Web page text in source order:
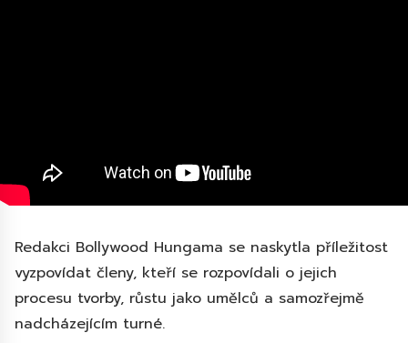
Redakci Bollywood Hungama se naskytla příležitost
vyzpovídat členy, kteří se rozpovídali o jejich
procesu tvorby, růstu jako umělců a samozřejmě
nadcházejícím turné.